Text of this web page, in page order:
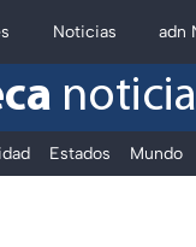
Noticias adn
Estados Mundo